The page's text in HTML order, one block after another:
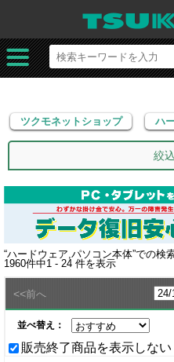
ツクモネットショップ ハー
ツクモネットショップ ハ
絞
“ハードウェア,パソコン本体”での検
1960件中1 - 24 件を表示
<<前へ
並べ替え：
販売終了商品を表示しない